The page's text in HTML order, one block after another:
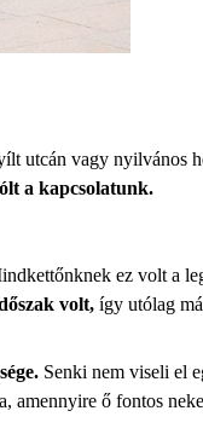
utcán vagy nyilvános
a kapcsolatunk.
ez volt a
volt, így utólag
Senki nem viseli el
amennyire ő fontos